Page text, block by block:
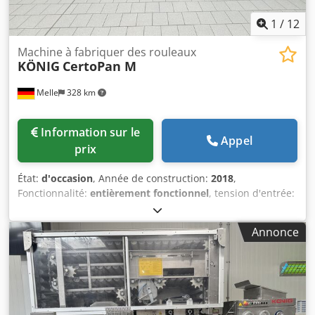
1 / 12
Melle 328 km
Machine à fabriquer des rouleaux
KÖNIG CertoPan M
prix
Appel
État: d'occasion, Année de construction: 2018,
Fonctionnalité: entièrement fonctionnel, tension d'entrée:
, type de courant d'entrée:
à la vente cette ligne de production de petits pains KÖNIG
CertoPan M d'occasion, fabriquée en 2018. Modèle :
CertoPan M Année de fabrication : 2018 Numéro de
machine : 32.1.0103 Puissance : 3 kW Tension nominale :
3x400+N V Courant nominal : 6 A Fréquence : 50 Hz
L’installation est actuellement en service quotidien et se
trouve dans un état parfaitement fonctionnel. Tous les
Annonce